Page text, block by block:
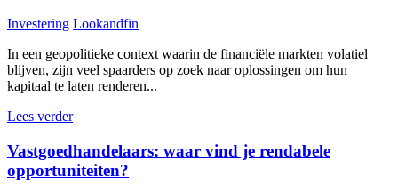
Investering Lookandfin
In een geopolitieke context waarin de financiële markten volatiel
blijven, zijn veel spaarders op zoek naar oplossingen om hun
kapitaal te laten renderen...
Lees verder
Vastgoedhandelaars: waar vind je rendabele
opportuniteiten?